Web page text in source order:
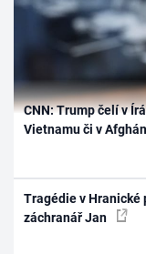
CNN: Trump čelí v
Vietnamu či v
Tragédie v
záchranář Jan